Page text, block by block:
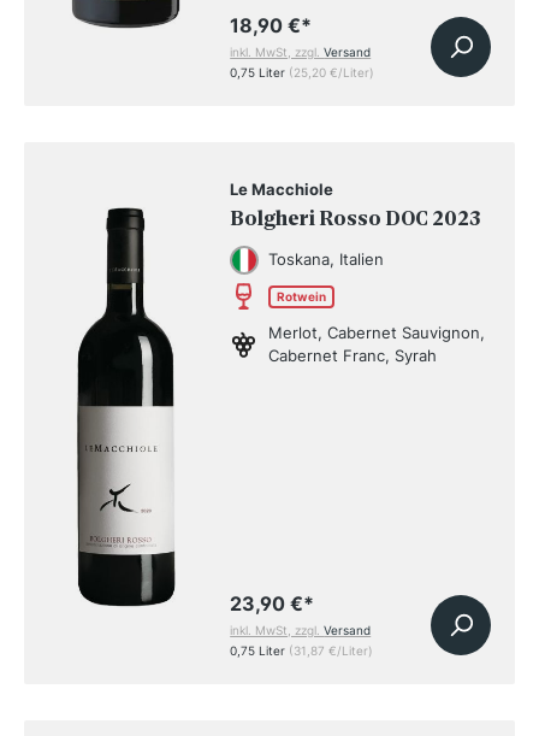
18,90 €*
inkl. MwSt, zzgl.Versand
0,75 Liter (25,20 €/Liter)
Le Macchiole
Bolgheri Rosso DOC 2023
Toskana, Italien
Rotwein
Merlot, Cabernet Sauvignon,
Cabernet Franc, Syrah
23,90 €*
inkl. MwSt, zzgl.Versand
0,75 Liter (31,87 €/Liter)